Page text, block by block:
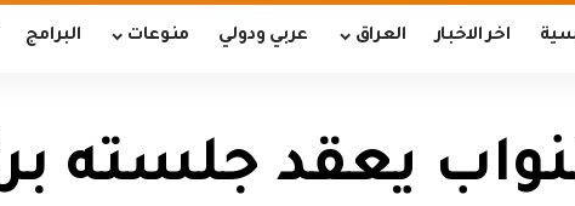
اخر الاخبار العراق عربي ودولي منوعات البرامج
يعقد جلسته